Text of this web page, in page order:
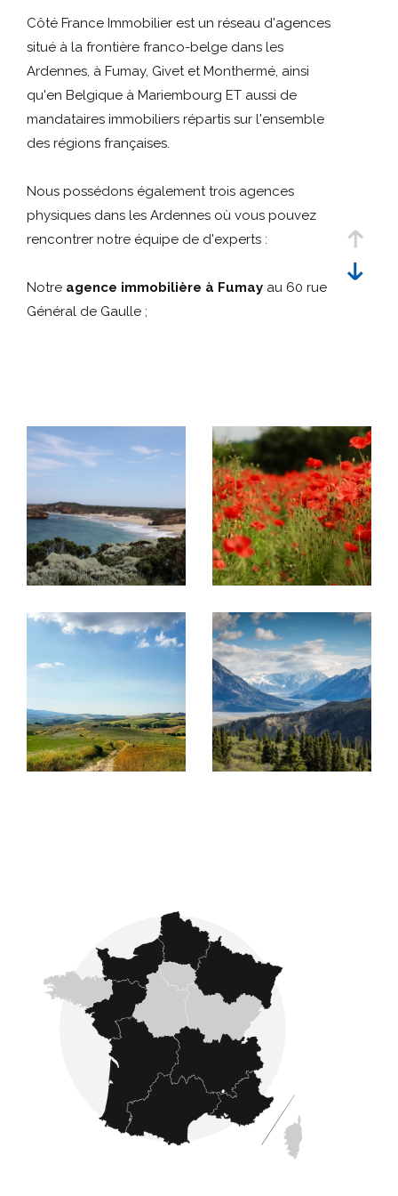
Côté France Immobilier est un réseau d'agences
situé à la frontière franco-belge dans les
Ardennes, à Fumay, Givet et Monthermé, ainsi
qu'en Belgique à Mariembourg ET aussi de
mandataires immobiliers répartis sur l'ensemble
des régions françaises.
Nous possédons également trois agences
physiques dans les Ardennes où vous pouvez
rencontrer notre équipe de d'experts :
Notre agence immobilière à Fumay au 60 rue
Général de Gaulle ;
Projet immobilier en France et en
Belgique, découvrez nos
prestations !
Acheter ou vendre un bien
Ce réseau a été créé pour
aider des
propriétaires à vendre leurs biens
immobiliers à une clientèle française mais
aussi internationaleet inversement pouraider
la clientèle étrangère à trouver le bien de
leurs rêves en France.
L'estimation immobilière
Avec Côté France Immobilier, faîtes confiance à
des experts en estimation immobilière. Après une
estimation immobilière réalisée par un de nos
experts, vous êtes sûr d'obtenir une
évaluation précise et fiablede la valeur de
votre bien avant de le mettre en vente.
critères
Rechercher